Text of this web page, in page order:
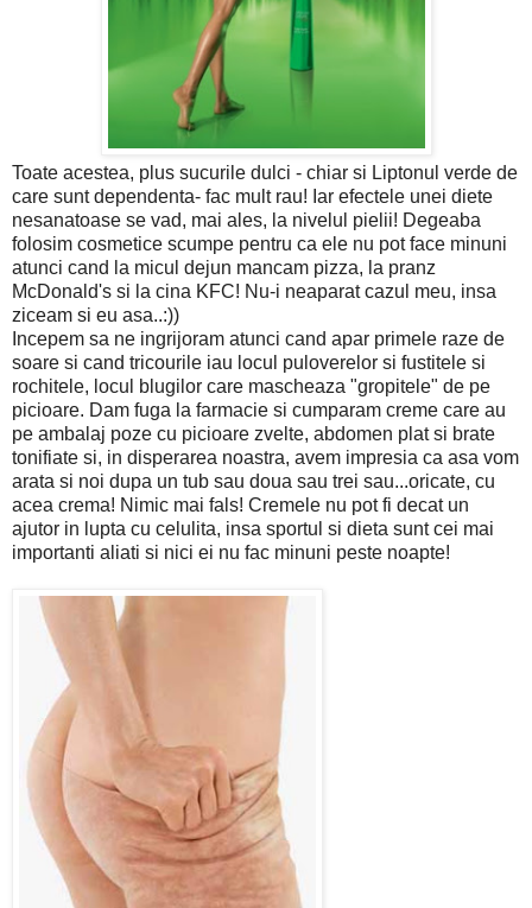
Toate acestea, plus sucurile dulci - chiar si Liptonul verde de
care sunt dependenta- fac mult rau! Iar efectele unei diete
nesanatoase se vad, mai ales, la nivelul pielii! Degeaba
folosim cosmetice scumpe pentru ca ele nu pot face minuni
atunci cand la micul dejun mancam pizza, la pranz
McDonald's si la cina KFC! Nu-i neaparat cazul meu, insa
ziceam si eu asa..:))
Incepem sa ne ingrijoram atunci cand apar primele raze de
soare si cand tricourile iau locul puloverelor si fustitele si
rochitele, locul blugilor care mascheaza "gropitele" de pe
picioare. Dam fuga la farmacie si cumparam creme care au
pe ambalaj poze cu picioare zvelte, abdomen plat si brate
tonifiate si, in disperarea noastra, avem impresia ca asa vom
arata si noi dupa un tub sau doua sau trei sau...oricate, cu
acea crema! Nimic mai fals! Cremele nu pot fi decat un
ajutor in lupta cu celulita, insa sportul si dieta sunt cei mai
importanti aliati si nici ei nu fac minuni peste noapte!